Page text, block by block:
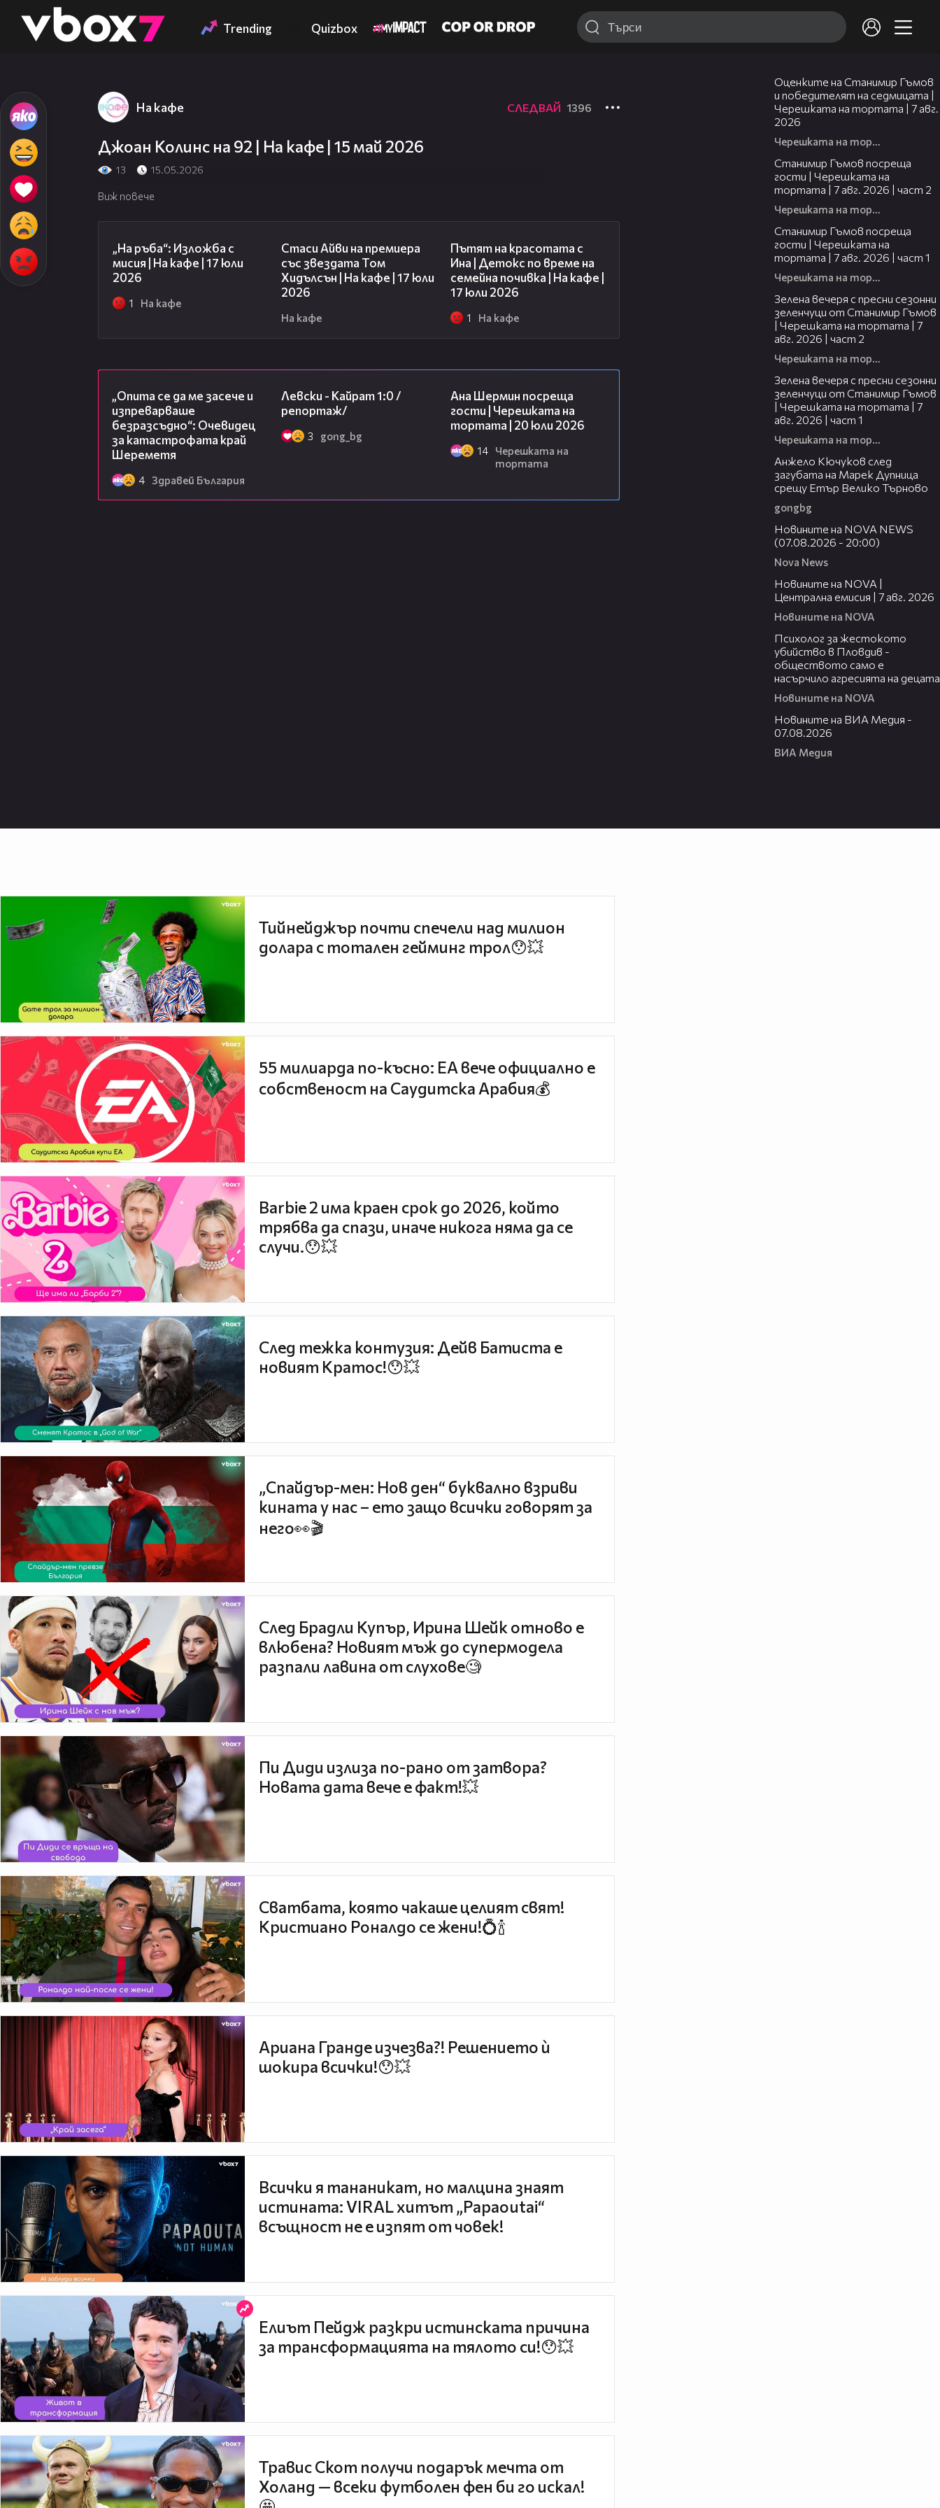
👾 Trending Quizbox
На кафе СЛЕДВАЙ 1396
Джоан Колинс на 92 | На кафе | 15 май 2026
13 15.05.2026
Виж повече
„На ръба“: Изложба с
мисия | На кафе | 17 юли
2026
1 На кафе
Стаси Айви на премиера
със звездата Том
Хидълсън | На кафе | 17 юли
2026
На кафе
Пътят на красотата с
Ина | Детокс по време на
семейна почивка | На кафе |
17 юли 2026
1 На кафе
„Опита се да ме засече и
изпреварваше
безразсъдно“: Очевидец
за катастрофата край
Шереметя
4 Здравей България
Левски - Кайрат 1:0 /
репортаж/
3 gong_bg
Ана Шермин посреща
гости | Черешката на
тортата | 20 юли 2026
14
Черешката на
тортата
Оценките на Станимир Гъмов
и победителят на седмицата |
Черешката на тортата | 7 авг.
2026
Черешката на тортата
Станимир Гъмов посреща
гости | Черешката на
тортата | 7 авг. 2026 | част 2
Черешката на тортата
Станимир Гъмов посреща
гости | Черешката на
тортата | 7 авг. 2026 | част 1
Черешката на тортата
Зелена вечеря с пресни сезонни
зеленчуци от Станимир Гъмов
| Черешката на тортата | 7
авг. 2026 | част 2
Черешката на тортата
Зелена вечеря с пресни сезонни
зеленчуци от Станимир Гъмов
| Черешката на тортата | 7
авг. 2026 | част 1
Черешката на тортата
Анжело Кючуков след
загубата на Марек Дупница
срещу Етър Велико Търново
gongbg
Новините на NOVA NEWS
(07.08.2026 - 20:00)
Nova News
Новините на NOVA |
Централна емисия | 7 авг. 2026
Новините на NOVA
Психолог за жестокото
убийство в Пловдив -
обществото само е
насърчило агресията на децата
Новините на NOVA
Новините на ВИА Медия -
07.08.2026
ВИА Медия
Тийнейджър почти спечели над милион
долара с тотален гейминг трол😯💥
55 милиарда по-късно: EA вече официално е
собственост на Саудитска Арабия💰
Barbie 2 има краен срок до 2026, който
трябва да спази, иначе никога няма да се
случи.😯💥
След тежка контузия: Дейв Батиста е
новият Кратос!😯💥
„Спайдър-мен: Нов ден“ буквално взриви
кината у нас – ето защо всички говорят за
него👀🎬
След Брадли Купър, Ирина Шейк отново е
влюбена? Новият мъж до супермодела
разпали лавина от слухове🧐
Пи Диди излиза по-рано от затвора?
Новата дата вече е факт!💥
Сватбата, която чакаше целият свят!
Кристиано Роналдо се жени!💍🍾
Ариана Гранде изчезва?! Решението ѝ
шокира всички!😯💥
Всички я тананикат, но малцина знаят
истината: VIRAL хитът „Papaoutai“
всъщност не е изпят от човек!
Елиът Пейдж разкри истинската причина
за трансформацията на тялото си!😯💥
Травис Скот получи подарък мечта от
Холанд — всеки футболен фен би го искал!